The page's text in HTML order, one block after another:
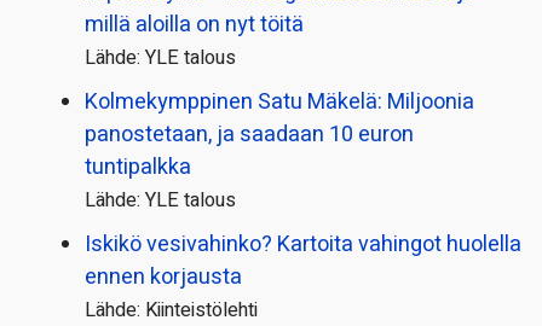
millä aloilla on nyt töitä
Lähde: YLE talous
Kolmekymppinen Satu Mäkelä: Miljoonia
panostetaan, ja saadaan 10 euron
tuntipalkka
Lähde: YLE talous
Iskikö vesivahinko? Kartoita vahingot huolella
ennen korjausta
Lähde: Kiinteistölehti